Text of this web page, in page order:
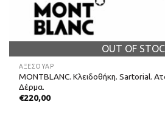
OUT OF
ΑΞΕΣΟΥΑΡ
MONTBLANC. Κλειδοθήκη. Sartorial.
Δέρμα.
€220,00